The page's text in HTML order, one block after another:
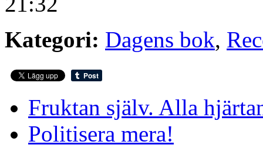
Kategori: Dagens bok,
Fruktan själv. Alla
Politisera mera!